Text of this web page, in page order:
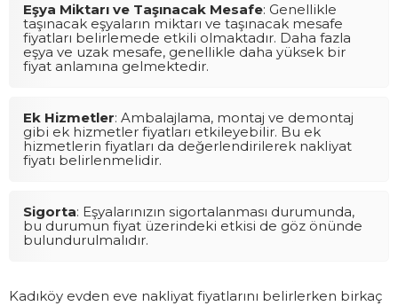
Eşya Miktarı ve Taşınacak Mesafe: Genellikle
taşınacak eşyaların miktarı ve taşınacak mesafe
fiyatları belirlemede etkili olmaktadır. Daha fazla
eşya ve uzak mesafe, genellikle daha yüksek bir
fiyat anlamına gelmektedir.
Ek Hizmetler: Ambalajlama, montaj ve demontaj
gibi ek hizmetler fiyatları etkileyebilir. Bu ek
hizmetlerin fiyatları da değerlendirilerek nakliyat
fiyatı belirlenmelidir.
Sigorta: Eşyalarınızın sigortalanması durumunda,
bu durumun fiyat üzerindeki etkisi de göz önünde
bulundurulmalıdır.
Kadıköy evden eve nakliyat fiyatlarını belirlerken birkaç